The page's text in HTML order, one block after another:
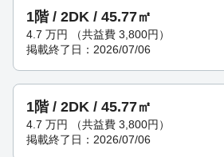
1階 / 2DK / 45.77㎡
4.7 万円
（共益費 3,800円）
掲載終了日：2026/07/06
1階 / 2DK / 45.77㎡
4.7 万円
（共益費 3,800円）
掲載終了日：2026/07/06